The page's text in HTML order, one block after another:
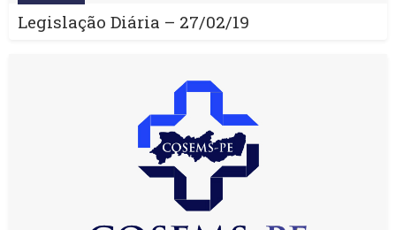
Legislação Diária – 27/02/19